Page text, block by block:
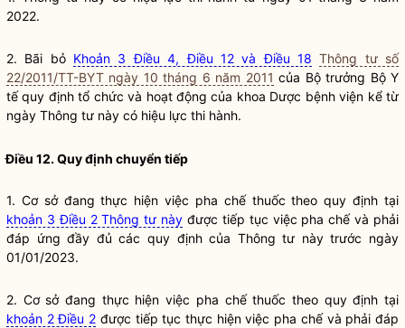
2022.
2. Bãi bỏ Khoản 3 Điều 4, Điều 12 và Điều 18 Thông tư số
22/2011/TT-BYT ngày 10 tháng 6 năm 2011 của Bộ trưởng Bộ Y
tế quy định tổ chức và hoạt động của khoa Dược bệnh viện kể từ
ngày Thông tư này có hiệu lực thi hành.
Điều 12. Quy định chuyển tiếp
1. Cơ sở đang thực hiện việc pha chế thuốc theo quy định tại
khoản 3 Điều 2 Thông tư này được tiếp tục việc pha chế và phải
đáp ứng đầy đủ các quy định của Thông tư này trước ngày
01/01/2023.
2. Cơ sở đang thực hiện việc pha chế thuốc theo quy định tại
khoản 2 Điều 2 được tiếp tục thực hiện việc pha chế và phải đáp